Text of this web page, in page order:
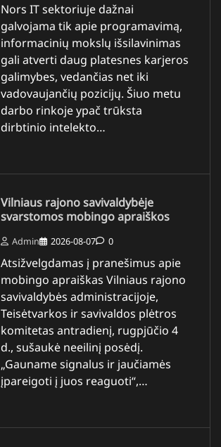
Nors IT sektoriuje dažnai
galvojama tik apie programavimą,
informacinių mokslų išsilavinimas
gali atverti daug platesnes karjeros
galimybes, vedančias net iki
vadovaujančių pozicijų. Šiuo metu
darbo rinkoje ypač trūksta
dirbtinio intelekto…
Vilniaus rajono savivaldybėje
svarstomos mobingo apraiškos
Admin 2026-08-07 0
Atsižvelgdamas į pranešimus apie
mobingo apraiškas Vilniaus rajono
savivaldybės administracijoje,
Teisėtvarkos ir savivaldos plėtros
komitetas antradienį, rugpjūčio 4
d., sušaukė neeilinį posėdį.
„Gauname signalus ir jaučiamės
įpareigoti į juos reaguoti“,…